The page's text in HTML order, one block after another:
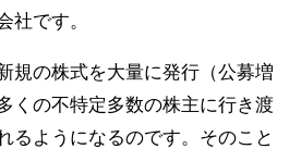
社です。
規の株式を大量に発行（公募増
くの不特定多数の株主に行き渡
るようになるのです。そのこと